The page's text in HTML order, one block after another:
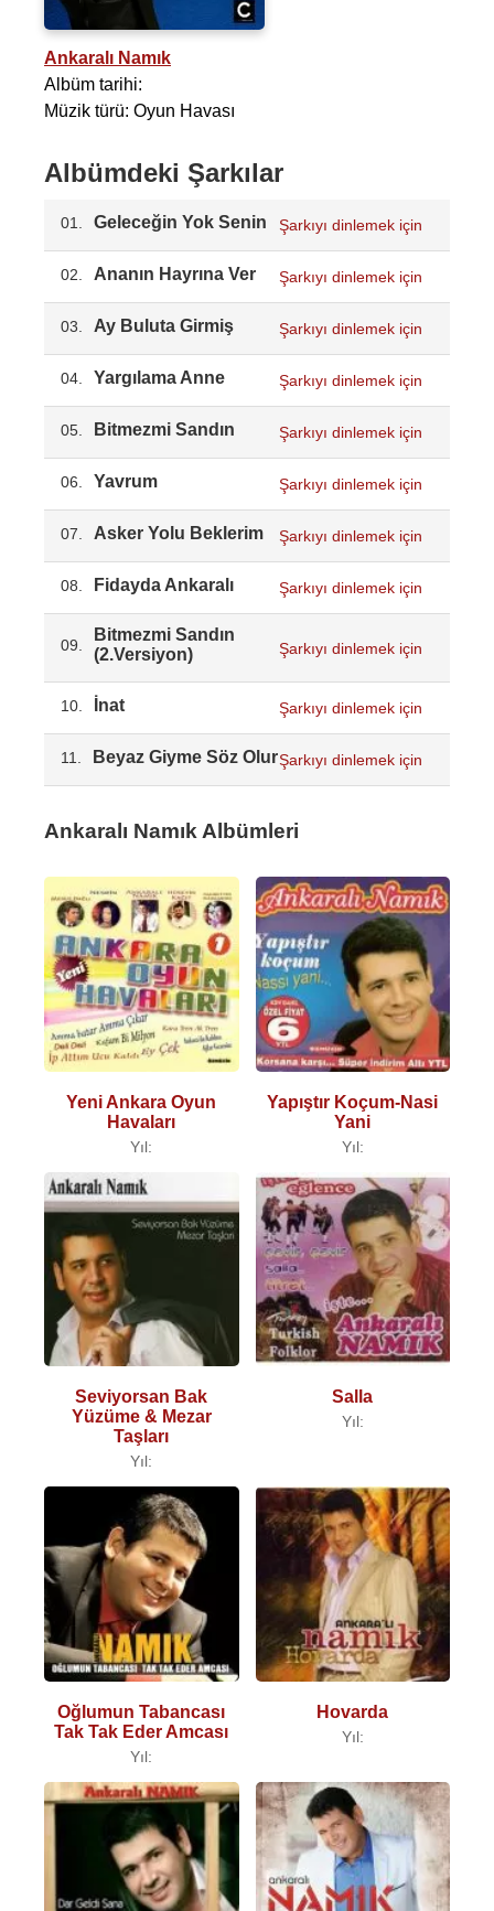
Ankaralı Namık
Albüm tarihi:
Müzik türü: Oyun Havası
Albümdeki Şarkılar
01. Geleceğin Yok Senin Şarkıyı dinlemek için
02. Ananın Hayrına Ver Şarkıyı dinlemek için
03. Ay Buluta Girmiş Şarkıyı dinlemek için
04. Yargılama Anne Şarkıyı dinlemek için
05. Bitmezmi Sandın Şarkıyı dinlemek için
06. Yavrum Şarkıyı dinlemek için
07. Asker Yolu Beklerim Şarkıyı dinlemek için
08. Fidayda Ankaralı Şarkıyı dinlemek için
09.
Bitmezmi Sandın
(2.Versiyon)
Şarkıyı dinlemek için
10. İnat Şarkıyı dinlemek için
11. Beyaz Giyme Söz OlurŞarkıyı dinlemek için
Ankaralı Namık Albümleri
Yeni Ankara Oyun
Havaları
Yıl:
Yapıştır Koçum-Nasi
Yani
Yıl:
Seviyorsan Bak
Yüzüme & Mezar
Taşları
Yıl:
Salla
Yıl:
Oğlumun Tabancası
Tak Tak Eder Amcası
Yıl:
Hovarda
Yıl: